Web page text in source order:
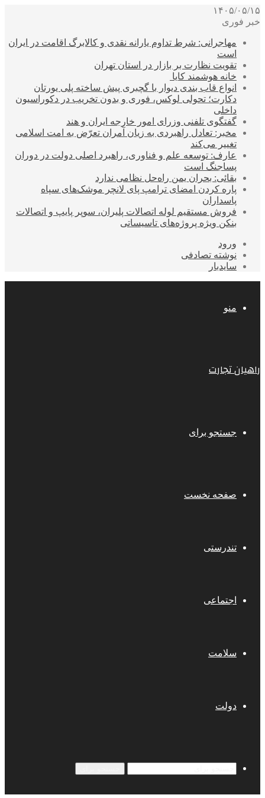
۱۴۰۵/۰۵/۱۵
خبر فوری
مهاجرانی: شرط تداوم یارانه نقدی و کالابرگ اقامت در ایران
است
تقویت نظارت بر بازار در استان تهران
خانه هوشمند کایا
انواع قاب بندی دیوار با گچبری پیش ساخته پلی یورتان
دکارت؛ تحولی لوکس، فوری و بدون تخریب در دکوراسیون
داخلی
گفتگوی تلفنی وزرای امور خارجه ایران و هند
مخبر: تعادل راهبردی به زیان آمران تعرّض به امت اسلامی
تغییر می‌کند
عارف: توسعه علم و فناوری، راهبرد اصلی دولت در دوران
پساجنگ است
بقائی: بحران یمن راه‌حل نظامی ندارد
پاره کردن امضای ترامپ پای لانچر موشک‌های سپاه
پاسداران
فروش مستقیم لوله اتصالات پلیران، سوپر پایپ و اتصالات
بنکن ویژه پروژه‌های تاسیساتی
ورود
نوشته تصادفی
سایدبار
منو
راهیان تجارت
جستجو برای
صفحه نخست
تندرستی
اجتماعی
سلامت
دولت